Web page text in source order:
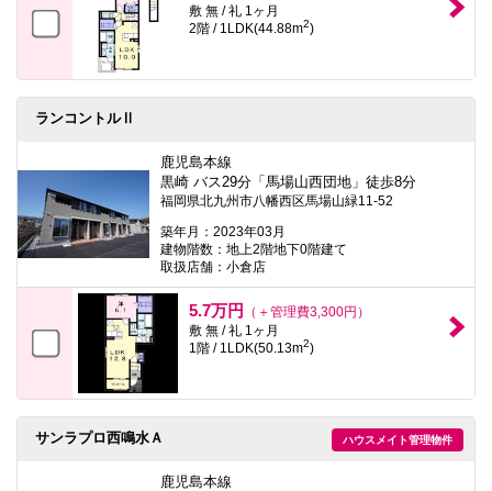
敷 無 / 礼 1ヶ月
2階 / 1LDK(44.88m2)
ランコントルⅡ
鹿児島本線
黒崎 バス29分「馬場山西団地」徒歩8分
福岡県北九州市八幡西区馬場山緑11-52
築年月：2023年03月
建物階数：地上2階地下0階建て
取扱店舗：小倉店
5.7万円
（＋管理費3,300円）
敷 無 / 礼 1ヶ月
1階 / 1LDK(50.13m2)
ハウスメイト管理物件
サンラプロ西鳴水Ａ
鹿児島本線